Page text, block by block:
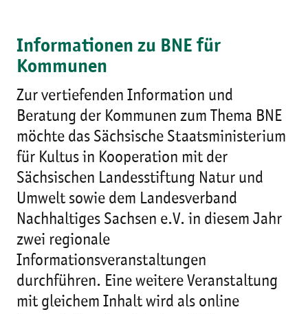
Informationen zu BNE für
Kommunen
Zur vertiefenden Information und
Beratung der Kommunen zum Thema BNE
möchte das Sächsische Staatsministerium
für Kultus in Kooperation mit der
Sächsischen Landesstiftung Natur und
Umwelt sowie dem Landesverband
Nachhaltiges Sachsen e.V. in diesem Jahr
zwei regionale
Informationsveranstaltungen
durchführen. Eine weitere Veranstaltung
mit gleichem Inhalt wird als online